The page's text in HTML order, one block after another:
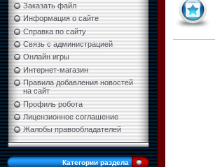
Заказать файл
Информация о сайте
Справка по сайту
Связь с администрацией
Онлайн игры
Интернет-магазин
Правила добавления новостей
на сайт
Профиль робота
Лицензионное соглашение
Жалобы правообладателей
Категории раздела